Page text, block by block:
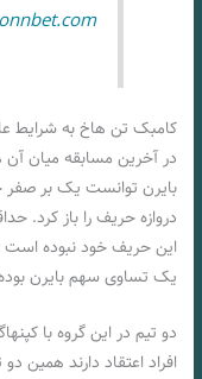
کامبک تن هاخ به شرایط
دروازه حریف را باز کرد.
این حریف خود نبوده است
یک تساوی سهم بایرن
دو تیم در این گروه با
افراد اعتقاد دارند همین